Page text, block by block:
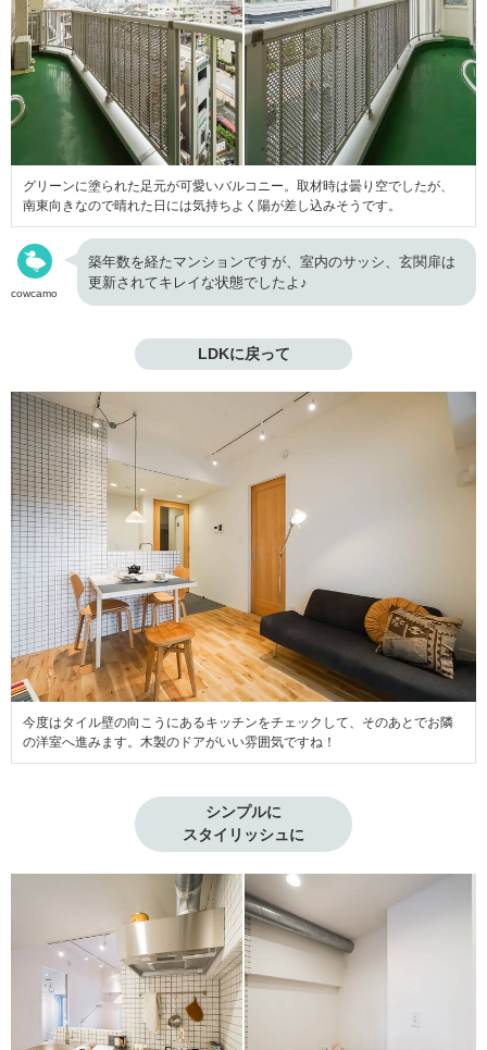
グリーンに塗られた足元が可愛いバルコニー。取材時は曇り空でしたが、
南東向きなので晴れた日には気持ちよく陽が差し込みそうです。
cowcamo
築年数を経たマンションですが、室内のサッシ、玄関扉は
更新されてキレイな状態でしたよ♪
LDKに戻って
今度はタイル壁の向こうにあるキッチンをチェックして、そのあとでお隣
の洋室へ進みます。木製のドアがいい雰囲気ですね！
シンプルに
スタイリッシュに